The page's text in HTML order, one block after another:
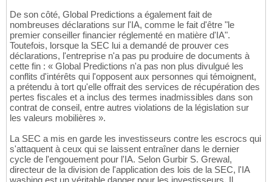
De son côté, Global Predictions a également fait de
nombreuses déclarations sur l'IA, comme le fait d'être "le
premier conseiller financier réglementé en matière d'IA".
Toutefois, lorsque la SEC lui a demandé de prouver ces
déclarations, l'entreprise n'a pas pu produire de documents à
cette fin : « Global Predictions n'a pas non plus divulgué les
conflits d'intérêts qui l'opposent aux personnes qui témoignent,
a prétendu à tort qu'elle offrait des services de récupération des
pertes fiscales et a inclus des termes inadmissibles dans son
contrat de conseil, entre autres violations de la législation sur
les valeurs mobilières ».
La SEC a mis en garde les investisseurs contre les escrocs qui
s'attaquent à ceux qui se laissent entraîner dans le dernier
cycle de l'engouement pour l'IA. Selon Gurbir S. Grewal,
directeur de la division de l'application des lois de la SEC, l'IA